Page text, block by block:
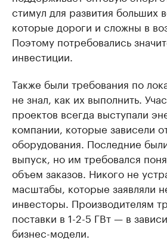
стимул для развития больших
которые дороги и сложны в
Поэтому потребовались
инвестиции.
Также были требования по
не знал, как их выполнить.
проектов всегда выступали
компании, которые зависели
оборудования. Последние
выпуск, но им требовался
объем заказов. Никого не
масштабы, которые заявляли
инвесторы. Производителям
поставки в 1-2-5 ГВт — в
бизнес-модели.